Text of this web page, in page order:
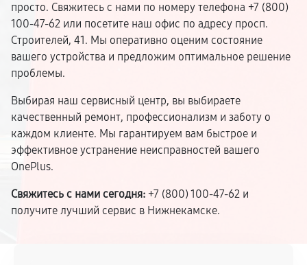
просто. Свяжитесь с нами по номеру телефона +7 (800)
100-47-62 или посетите наш офис по адресу просп.
Строителей, 41. Мы оперативно оценим состояние
вашего устройства и предложим оптимальное решение
проблемы.
Выбирая наш сервисный центр, вы выбираете
качественный ремонт, профессионализм и заботу о
каждом клиенте. Мы гарантируем вам быстрое и
эффективное устранение неисправностей вашего
OnePlus.
Свяжитесь с нами сегодня: +7 (800) 100-47-62 и
получите лучший сервис в Нижнекамске.